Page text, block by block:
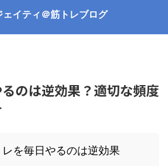
ェイティ＠筋トレブログ
のは逆効果？適切な頻度
レを毎日やるのは逆効果